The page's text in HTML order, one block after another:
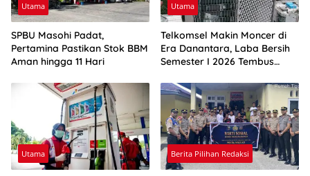
Utama
SPBU Masohi Padat,
Pertamina Pastikan Stok BBM
Aman hingga 11 Hari
Utama
Telkomsel Makin Moncer di
Era Danantara, Laba Bersih
Semester I 2026 Tembus
Utama Berita Pilihan Redaksi